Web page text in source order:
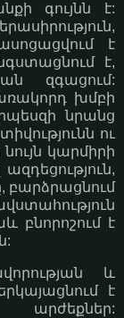
գույնն է:
է
է,
զգացում:
խմբի
նրանց
ու
կարմիրի
բնորոշում է
և
է
արժեքներ: